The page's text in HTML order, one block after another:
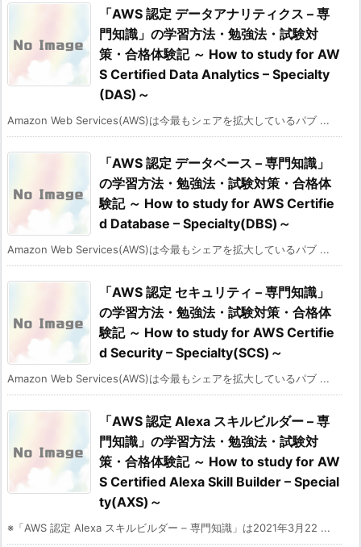
「AWS 認定 データアナリティクス – 専
門知識」の学習方法・勉強法・試験対
策・合格体験記 ～ How to study for AW
S Certified Data Analytics – Specialty
(DAS)～
Amazon Web Services(AWS)は今最もシェアを拡大しているパブ ...
「AWS 認定 データベース – 専門知識」
の学習方法・勉強法・試験対策・合格体
験記 ～ How to study for AWS Certifie
d Database – Specialty(DBS)～
Amazon Web Services(AWS)は今最もシェアを拡大しているパブ ...
「AWS 認定 セキュリティ – 専門知識」
の学習方法・勉強法・試験対策・合格体
験記 ～ How to study for AWS Certifie
d Security – Specialty(SCS)～
Amazon Web Services(AWS)は今最もシェアを拡大しているパブ ...
「AWS 認定 Alexa スキルビルダー – 専
門知識」の学習方法・勉強法・試験対
策・合格体験記 ～ How to study for AW
S Certified Alexa Skill Builder – Special
ty(AXS)～
※「AWS 認定 Alexa スキルビルダー – 専門知識」は2021年3月22 ...